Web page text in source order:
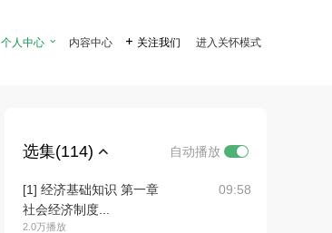
个人中心  内容中心  关注我们 进入关怀模式
选集(114) 自动播放
[1] 经济基础知识 第一章
社会经济制度...
2.0万播放
09:58